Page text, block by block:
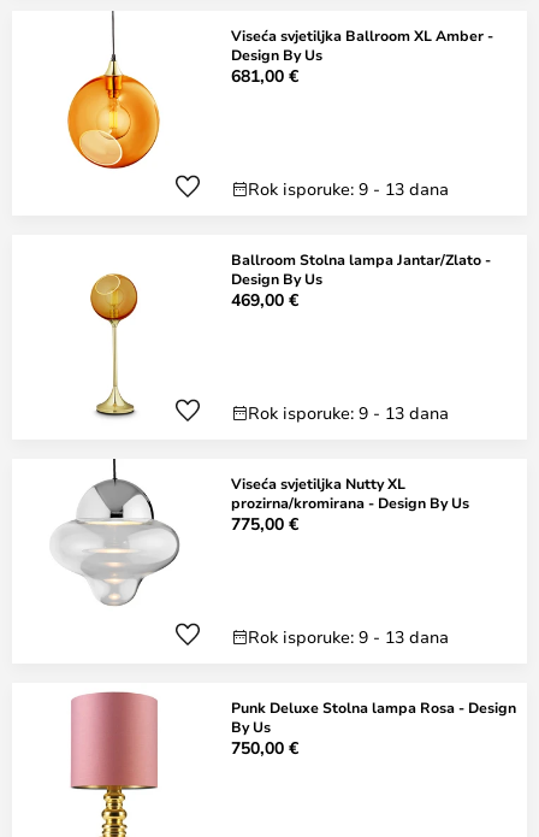
Viseća svjetiljka Ballroom XL Amber -
Design By Us
681,00 €
Rok isporuke: 9 - 13 dana
Ballroom Stolna lampa Jantar/Zlato -
Design By Us
469,00 €
Rok isporuke: 9 - 13 dana
Viseća svjetiljka Nutty XL
prozirna/kromirana - Design By Us
775,00 €
Rok isporuke: 9 - 13 dana
Punk Deluxe Stolna lampa Rosa - Design
By Us
750,00 €